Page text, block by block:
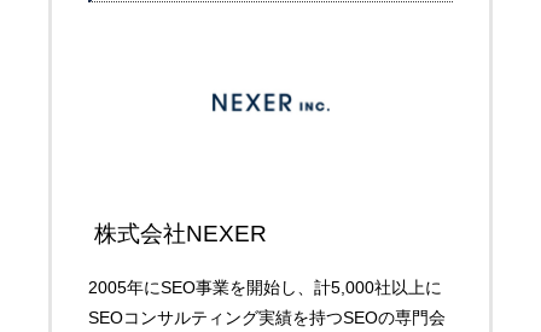
株式会社NEXER
2005年にSEO事業を開始し、計5,000社以上に
SEOコンサルティング実績を持つSEOの専門会